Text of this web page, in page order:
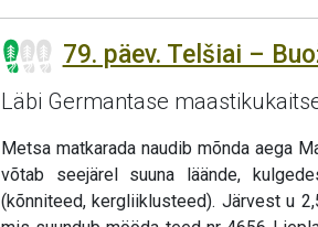
79. päev. Telšiai –
Läbi Germantase
Metsa matkarada naudib mõnda aega
võtab seejärel suuna läände,
(kõnniteed, kergliiklusteed). Järvest u